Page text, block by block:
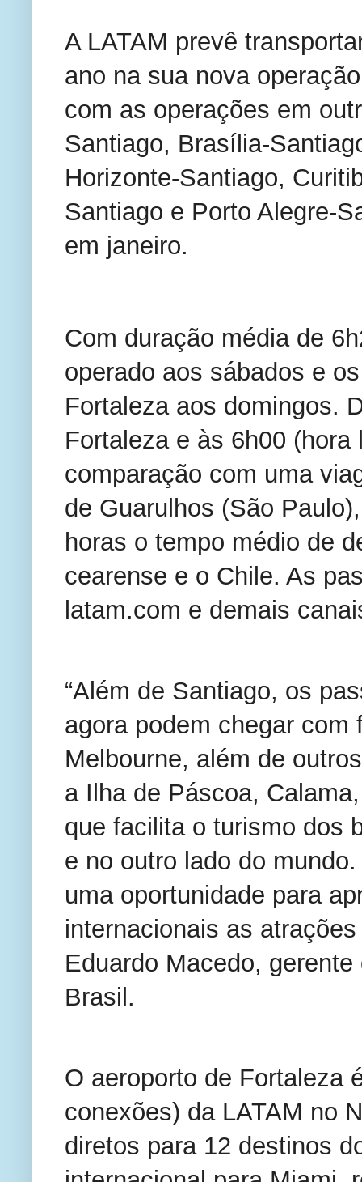
A LATAM prevê
ano na sua nova
com as operações em
Santiago, Brasília-
Horizonte-Santiago,
Santiago e Porto Alegre-
em janeiro.
Com duração média de
operado aos sábados e
Fortaleza aos domingos.
Fortaleza e às 6h00
comparação com uma
de Guarulhos (São
horas o tempo médio de
cearense e o Chile. As
latam.com e demais
“Além de Santiago, os
agora podem chegar com
Melbourne, além de
a Ilha de Páscoa,
que facilita o turismo dos
e no outro lado do
uma oportunidade para
internacionais as
Eduardo Macedo,
Brasil.
O aeroporto de Fortaleza
conexões) da LATAM no
diretos para 12 destinos